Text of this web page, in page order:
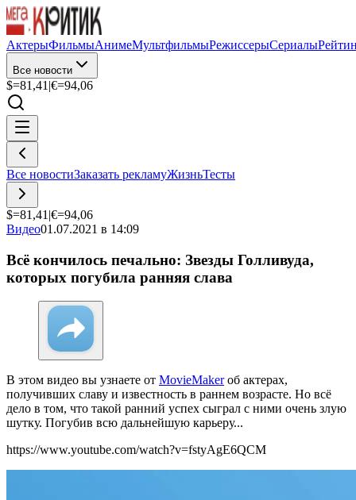
АктерыФильмыАнимеМультфильмыРежиссерыСериалы
Все новости
$=81,41 |€=94,06
Все новостиЗаказать рекламуЖизньТесты
$=81,41 |€=94,06
Видео01.07.2021 в 14:09
Всё кончилось печально: Звезды Голливуда,
которых погубила ранняя слава
В этом видео вы узнаете от MovieMakerоб актерах,
получивших славу и известность в раннем возрасте. Но всё
дело в том, что такой ранний успех сыграл с ними очень злую
шутку. Погубив всю дальнейшую карьеру...
https://www.youtube.com/watch?v=fstyAgE6QCM